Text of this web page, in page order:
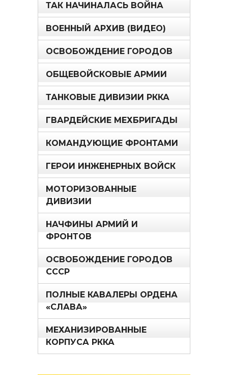
ТАК НАЧИНАЛАСЬ ВОЙНА
ВОЕННЫЙ АРХИВ (ВИДЕО)
ОСВОБОЖДЕНИЕ ГОРОДОВ
ОБЩЕВОЙСКОВЫЕ АРМИИ
ТАНКОВЫЕ ДИВИЗИИ РККА
ГВАРДЕЙСКИЕ МЕХБРИГАДЫ
КОМАНДУЮЩИЕ ФРОНТАМИ
ГЕРОИ ИНЖЕНЕРНЫХ ВОЙСК
МОТОРИЗОВАННЫЕ
ДИВИЗИИ
НАЧФИНЫ АРМИЙ И
ФРОНТОВ
ОСВОБОЖДЕНИЕ ГОРОДОВ
СССР
ПОЛНЫЕ КАВАЛЕРЫ ОРДЕНА
«СЛАВА»
МЕХАНИЗИРОВАННЫЕ
КОРПУСА РККА